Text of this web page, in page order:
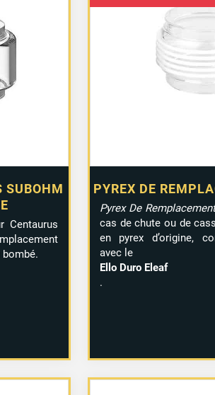
SUBOHM
Centaurus
PYREX DE
prix
était
3,50 €.
Pyrex De
cas de chute ou de
en pyrex d’origine,
avec le
Ello Duro Eleaf
.